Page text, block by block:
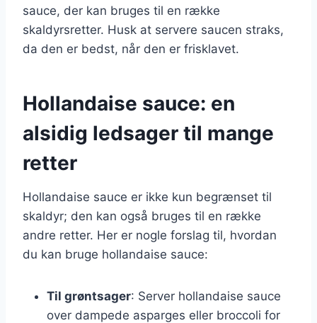
sauce, der kan bruges til en række
skaldyrsretter. Husk at servere saucen straks,
da den er bedst, når den er frisklavet.
Hollandaise sauce: en
alsidig ledsager til mange
retter
Hollandaise sauce er ikke kun begrænset til
skaldyr; den kan også bruges til en række
andre retter. Her er nogle forslag til, hvordan
du kan bruge hollandaise sauce:
Til grøntsager: Server hollandaise sauce
over dampede asparges eller broccoli for